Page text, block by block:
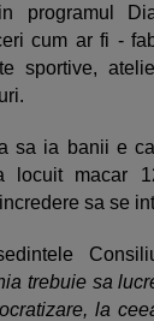
programul
cum ar fi -
sportive,
sa ia banii e
locuit macar
sa se
trebuie sa
la